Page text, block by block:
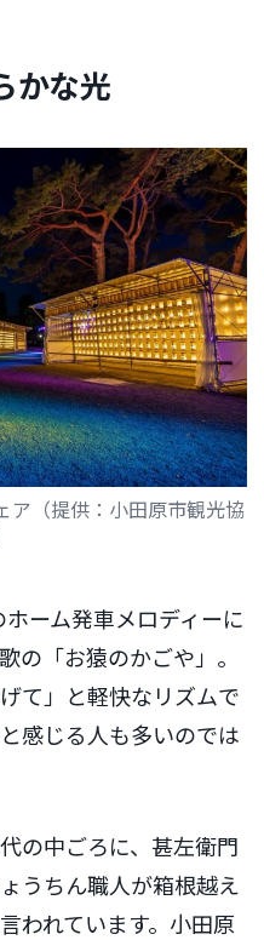
かな光
ア（提供：小田原市観光協
ーム発車メロディーに
の「お猿のかごや」。
て」と軽快なリズムで
感じる人も多いのでは
の中ごろに、甚左衛門
うちん職人が箱根越え
われています。小田原